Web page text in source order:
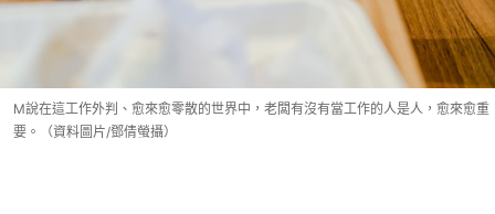
M說在這工作外判、愈來愈零散的世界中，老闆有沒有當工作的人是人，愈來愈重
要。（資料圖片/鄧倩螢攝）